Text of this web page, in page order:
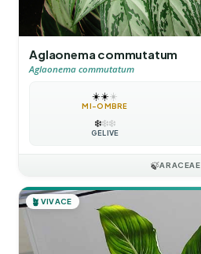
Aglaonema commutatum
Aglaonema commutatum
☀️☀️☀️
MI-OMBRE
❄️❄️❄️
GÉLIVE
🍃ARACEAE
🪴 VIVACE